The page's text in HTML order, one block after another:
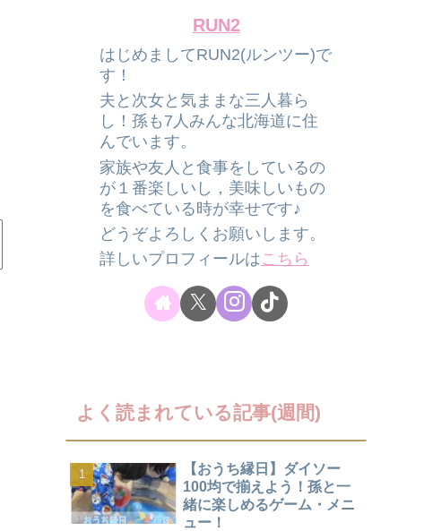
RUN2
はじめましてRUN2(ルンツー)で
す！
夫と次女と気ままな三人暮ら
し！孫も7人みんな北海道に住
んでいます。
家族や友人と食事をしているの
が１番楽しいし，美味しいもの
を食べている時が幸せです♪
どうぞよろしくお願いします。
詳しいプロフィールはこちら
よく読まれている記事(週間)
【おうち縁日】ダイソー
100均で揃えよう！孫と一
緒に楽しめるゲーム・メニ
ュー！